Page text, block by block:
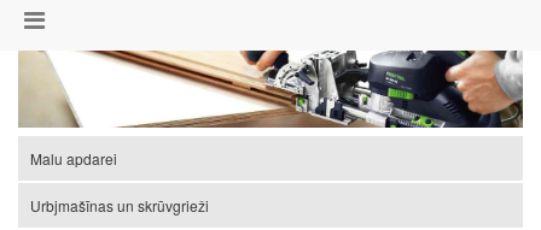
Malu apdarei
Urbjmašīnas un skrūvgrieži